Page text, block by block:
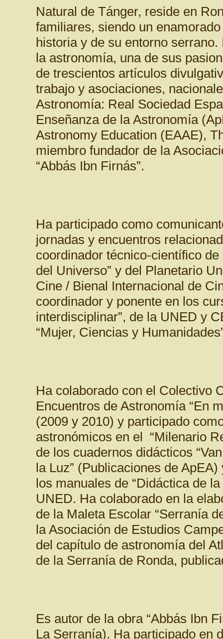
Natural de Tánger, reside en
familiares, siendo un
historia y de su entorno
la astronomía, una de sus
de trescientos artículos
trabajo y asociaciones,
Astronomía: Real Sociedad
Enseñanza de la Astronomía
Astronomy Education (EAAE),
miembro fundador de la
“Abbás Ibn Firnás”.
Ha participado como
jornadas y encuentros
coordinador técnico-científico
del Universo” y del Planetario
Cine / Bienal Internacional de
coordinador y ponente en los
interdisciplinar”, de la UNED y
“Mujer, Ciencias y
Ha colaborado con el Colectivo
Encuentros de Astronomía “En
(2009 y 2010) y participado
astronómicos en el “Milenario
de los cuadernos didácticos
la Luz” (Publicaciones de
los manuales de “Didáctica de
UNED. Ha colaborado en la
de la Maleta Escolar “Serranía
la Asociación de Estudios
del capítulo de astronomía del
de la Serranía de Ronda,
Es autor de la obra “Abbás Ibn
La Serranía). Ha participado en